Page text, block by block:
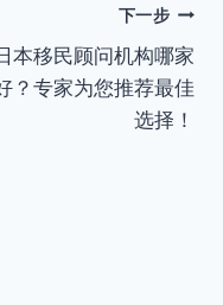
下一步
本移民顾问机构哪家
？专家为您推荐最佳
选择！